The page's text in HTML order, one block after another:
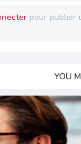
pour publier
YOU